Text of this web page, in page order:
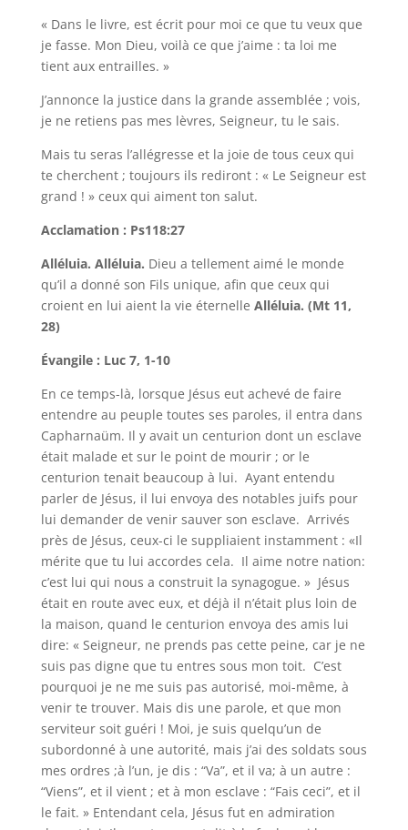
« Dans le livre, est écrit pour moi ce que tu veux que
je fasse. Mon Dieu, voilà ce que j’aime : ta loi me
tient aux entrailles. »
J’annonce la justice dans la grande assemblée ; vois,
je ne retiens pas mes lèvres, Seigneur, tu le sais.
Mais tu seras l’allégresse et la joie de tous ceux qui
te cherchent ; toujours ils rediront : « Le Seigneur est
grand ! » ceux qui aiment ton salut.
Acclamation : Ps118:27
Alléluia. Alléluia. Dieu a tellement aimé le monde
qu’il a donné son Fils unique, afin que ceux qui
croient en lui aient la vie éternelle Alléluia. (Mt 11,
28)
Évangile : Luc 7, 1-10
En ce temps-là, lorsque Jésus eut achevé de faire
entendre au peuple toutes ses paroles, il entra dans
Capharnaüm. Il y avait un centurion dont un esclave
était malade et sur le point de mourir ; or le
centurion tenait beaucoup à lui. Ayant entendu
parler de Jésus, il lui envoya des notables juifs pour
lui demander de venir sauver son esclave. Arrivés
près de Jésus, ceux-ci le suppliaient instamment : «Il
mérite que tu lui accordes cela. Il aime notre nation:
c’est lui qui nous a construit la synagogue. » Jésus
était en route avec eux, et déjà il n’était plus loin de
la maison, quand le centurion envoya des amis lui
dire: « Seigneur, ne prends pas cette peine, car je ne
suis pas digne que tu entres sous mon toit. C’est
pourquoi je ne me suis pas autorisé, moi-même, à
venir te trouver. Mais dis une parole, et que mon
serviteur soit guéri ! Moi, je suis quelqu’un de
subordonné à une autorité, mais j’ai des soldats sous
mes ordres ;à l’un, je dis : “Va”, et il va; à un autre :
“Viens”, et il vient ; et à mon esclave : “Fais ceci”, et il
le fait. » Entendant cela, Jésus fut en admiration